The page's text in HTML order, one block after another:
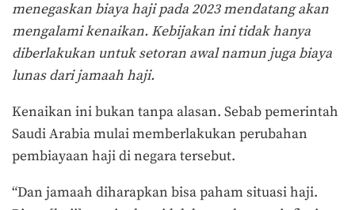
menegaskan biaya haji pada 2023 mendatang akan
mengalami kenaikan. Kebijakan ini tidak hanya
diberlakukan untuk setoran awal namun juga biaya
lunas dari jamaah haji.
Kenaikan ini bukan tanpa alasan. Sebab pemerintah
Saudi Arabia mulai memberlakukan perubahan
pembiayaan haji di negara tersebut.
“Dan jamaah diharapkan bisa paham situasi haji.